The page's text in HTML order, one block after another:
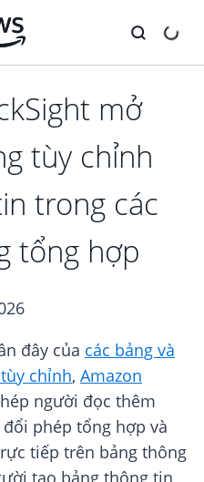
mở
tùy chỉnh
trong các
tổng hợp
đây của các bảng và
chỉnh, Amazon
người đọc thêm
phép tổng hợp và
tiếp trên bảng thông